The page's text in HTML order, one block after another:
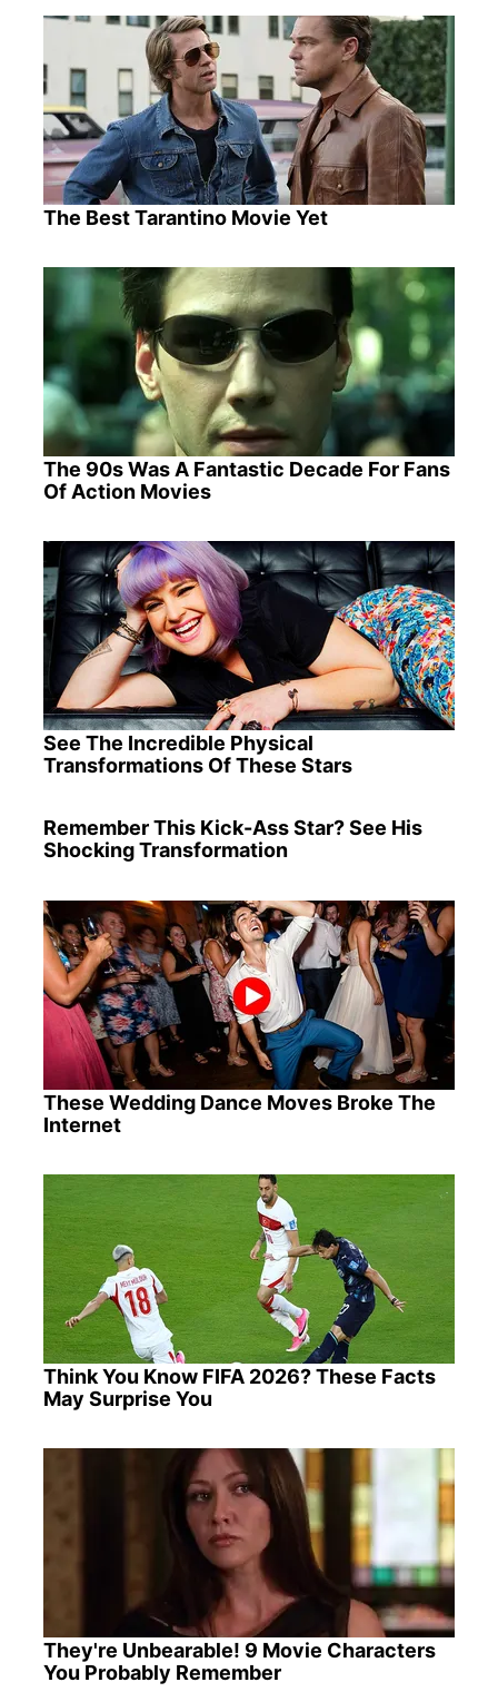
The Best Tarantino Movie Yet
The 90s Was A Fantastic Decade For Fans
Of Action Movies
See The Incredible Physical
Transformations Of These Stars
Remember This Kick-Ass Star? See His
Shocking Transformation
These Wedding Dance Moves Broke The
Internet
Think You Know FIFA 2026? These Facts
May Surprise You
They're Unbearable! 9 Movie Characters
You Probably Remember